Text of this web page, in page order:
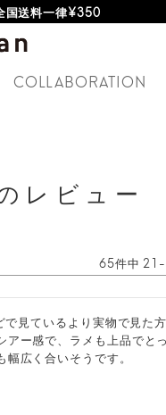
国送料一律¥350
COLLABORATION
レビュー
65件中 21 -
で見ているより実物で見た
アー感で、ラメも上品でと
広く合いそうです。